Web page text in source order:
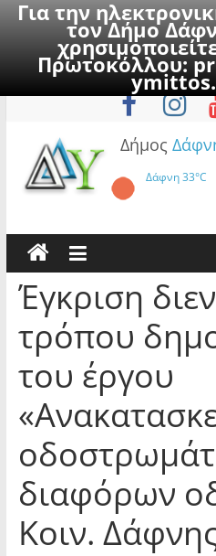
Για την
τον Δήμο
Πρωτοκόλλου:
to
Δευτέρα, 10
Δήμος
Δάφνη33°C
Έγκριση
τρόπου
του έργου
διαφόρων
Κοιν.